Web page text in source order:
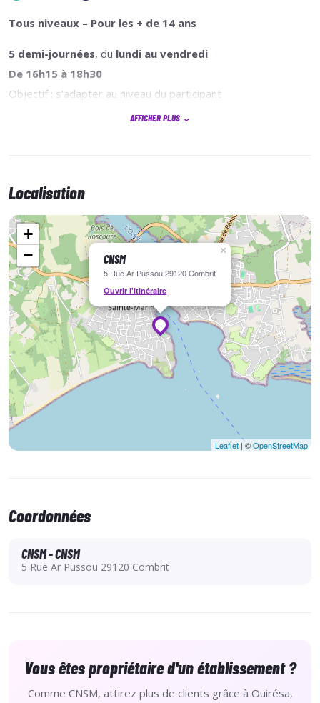
Tous niveaux – Pour les + de 14 ans
5 demi-journées, du lundi au vendredi
De 16h15 à 18h30
Objectif : s’adapter au niveau du participant
Encadrement personnalisé selon les acquis
AFFICHER PLUS ⌄
Localisation
CNSM
5 Rue Ar Pussou 29120 Combrit
Ouvrir l'itinéraire
×
+
−
Leaflet | ©OpenStreetMap
Coordonnées
CNSM - CNSM
5 Rue Ar Pussou 29120 Combrit
Vous êtes propriétaire d'un établissement ?
Comme CNSM, attirez plus de clients grâce à Ouirésa,